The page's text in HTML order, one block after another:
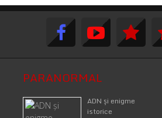
PARANORMAL
ADN şi enigme
istorice